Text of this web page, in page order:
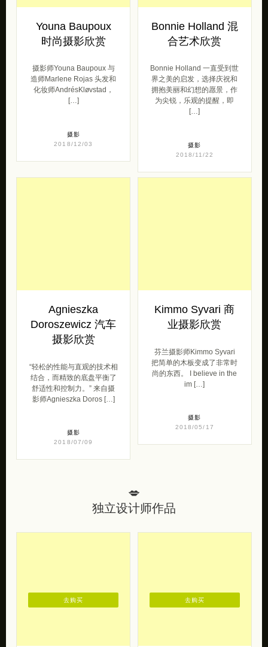
Youna Baupoux
时尚摄影欣赏
摄影师Youna Baupoux 与
造师Marlene Rojas 头发和
化妆师AndrésKløvstad，
[…]
摄影
2018/12/03
Bonnie Holland 混
合艺术欣赏
Bonnie Holland 一直受到世
界之美的启发，选择庆祝和
拥抱美丽和幻想的愿景，作
为尖锐，乐观的提醒，即
[…]
摄影
2018/11/22
Agnieszka
Doroszewicz 汽车
摄影欣赏
“轻松的性能与直观的技术相
结合，而精致的底盘平衡了
舒适性和控制力。” 来自摄
影师Agnieszka Doros […]
摄影
2018/07/09
Kimmo Syvari 商
业摄影欣赏
芬兰摄影师Kimmo Syvari
把简单的木板变成了非常时
尚的东西。 I believe in the
im […]
摄影
2018/05/17
💋
独立设计师作品
去购买 去购买